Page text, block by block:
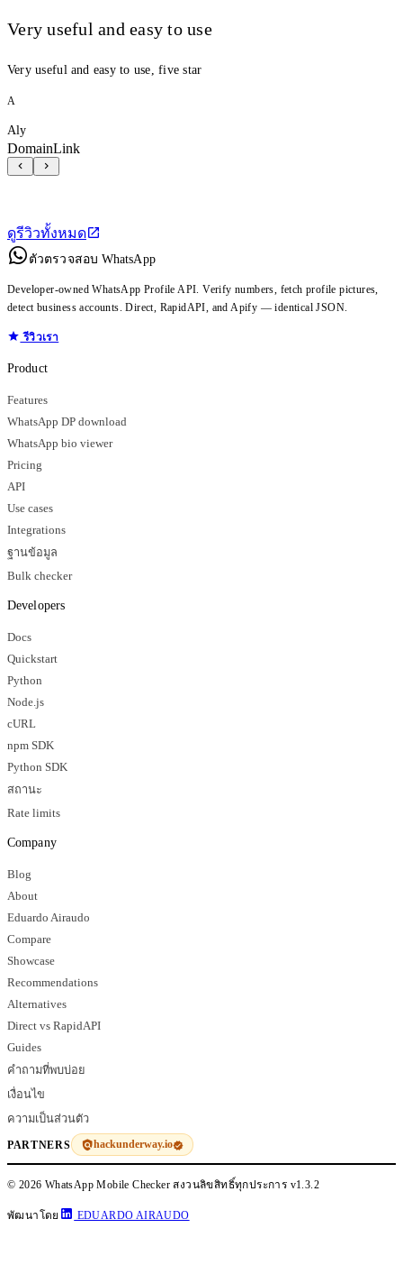
Very useful and easy to use
Very useful and easy to use, five star
A
Aly
DomainLink
ดูรีวิวทั้งหมด
ตัวตรวจสอบ WhatsApp
Developer-owned WhatsApp Profile API. Verify numbers, fetch profile pictures,
detect business accounts. Direct, RapidAPI, and Apify — identical JSON.
รีวิวเรา
Product
Features
WhatsApp DP download
WhatsApp bio viewer
Pricing
API
Use cases
Integrations
ฐานข้อมูล
Bulk checker
Developers
Docs
Quickstart
Python
Node.js
cURL
npm SDK
Python SDK
สถานะ
Rate limits
Company
Blog
About
Eduardo Airaudo
Compare
Showcase
Recommendations
Alternatives
Direct vs RapidAPI
Guides
คำถามที่พบบ่อย
เงื่อนไข
ความเป็นส่วนตัว
PARTNERS hackunderway.io
© 2026 WhatsApp Mobile Checker สงวนลิขสิทธิ์ทุกประการ v1.3.2
พัฒนาโดย EDUARDO AIRAUDO